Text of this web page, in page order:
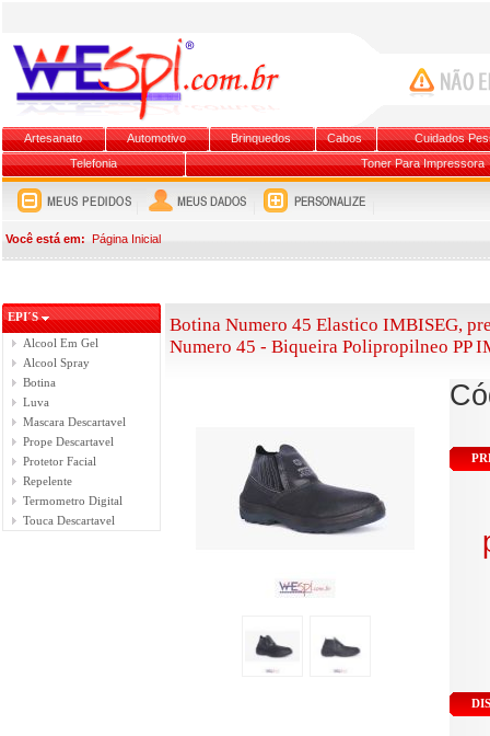
Artesanato Automotivo Brinquedos Cabos
Cuidados
Telefonia
Toner Para Impressora
Você está em: Página Inicial
EPI´S
Alcool Em Gel
Alcool Spray
Botina
Luva
Mascara Descartavel
Prope Descartavel
Protetor Facial
Repelente
Termometro Digital
Touca Descartavel
Botina Numero 45 Elastico IMBISEG,
Numero 45 - Biqueira Polipropilneo PP